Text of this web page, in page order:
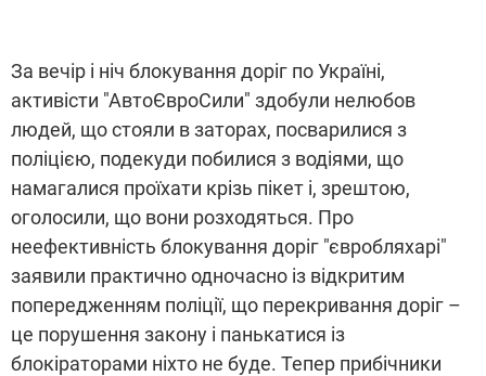
За вечір і ніч блокування доріг по Україні,
активісти "АвтоЄвроСили" здобули нелюбов
людей, що стояли в заторах, посварилися з
поліцією, подекуди побилися з водіями, що
намагалися проїхати крізь пікет і, зрештою,
оголосили, що вони розходяться. Про
неефективність блокування доріг "євробляхарі"
заявили практично одночасно із відкритим
попередженням поліції, що перекривання доріг –
це порушення закону і панькатися із
блокіраторами ніхто не буде. Тепер прибічники